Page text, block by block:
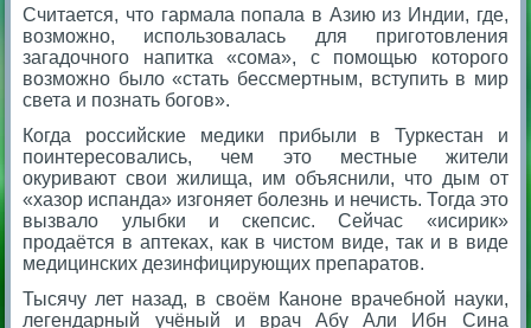
Считается, что гармала попала в Азию из Индии, где,
возможно, использовалась для приготовления
загадочного напитка «сома», с помощью которого
возможно было «стать бессмертным, вступить в мир
света и познать богов».
Когда российские медики прибыли в Туркестан и
поинтересовались, чем это местные жители
окуривают свои жилища, им объяснили, что дым от
«хазор испанда» изгоняет болезнь и нечисть. Тогда это
вызвало улыбки и скепсис. Сейчас «исирик»
продаётся в аптеках, как в чистом виде, так и в виде
медицинских дезинфицирующих препаратов.
Тысячу лет назад, в своём Каноне врачебной науки,
легендарный учёный и врач Абу Али Ибн Сина